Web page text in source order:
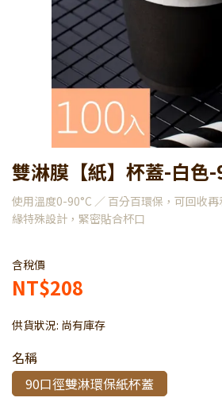
雙淋膜【紙】杯蓋-白色
使用溫度0-90°C ／ 百分百環保，可回收
緣特殊設計，緊密貼合杯口
含稅價
NT$208
供貨狀況: 尚有庫存
名稱
90口徑雙淋環保紙杯蓋